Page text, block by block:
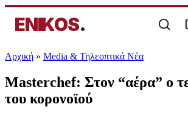
ENIKOS.
Αρχική » Media & Τηλεοπτικά Νέα
Masterchef: Στον “αέρα” ο
του κορονοϊού